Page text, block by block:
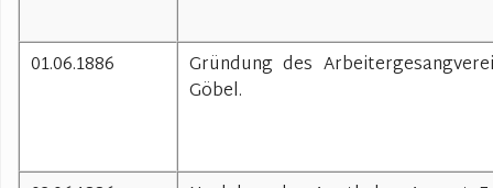
01.06.1886
Gründung des
Göbel.